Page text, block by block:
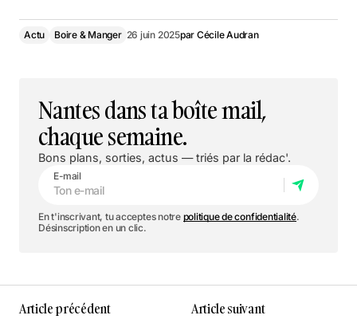
Actu Boire & Manger 26 juin 2025par Cécile Audran
Nantes dans ta boîte mail,
chaque semaine.
Bons plans, sorties, actus — triés par la rédac'.
E-mail
En t'inscrivant, tu acceptes notre politique de confidentialité.
Désinscription en un clic.
Article précédent
Article suivant